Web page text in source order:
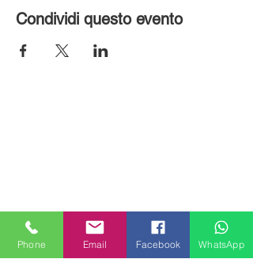
Condividi questo evento
Phone Email Facebook WhatsApp